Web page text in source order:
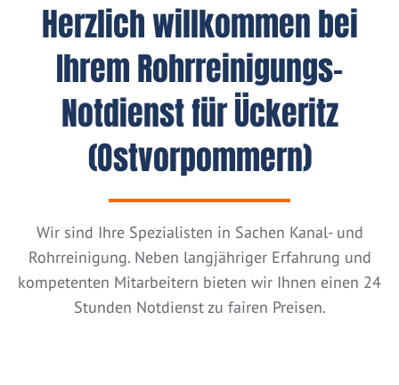
Herzlich willkommen bei
Ihrem Rohrreinigungs-
Notdienst für Ückeritz
(Ostvorpommern)
Wir sind Ihre Spezialisten in Sachen Kanal- und
Rohrreinigung. Neben langjähriger Erfahrung und
kompetenten Mitarbeitern bieten wir Ihnen einen 24
Stunden Notdienst zu fairen Preisen.